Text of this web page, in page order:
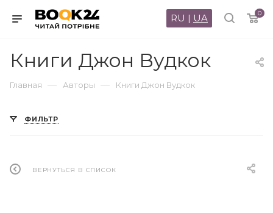
0
RU | UA
Книги Джон Вудкок
Главная — Авторы — Книги Джон Вудкок
ФИЛЬТР
ВЕРНУТЬСЯ В СПИСОК